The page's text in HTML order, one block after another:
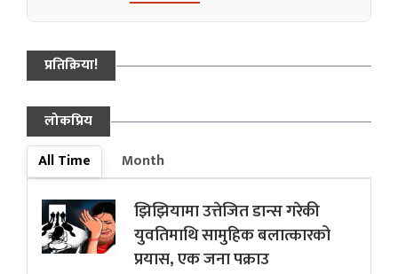
प्रतिक्रिया!
लोकप्रिय
All Time
Month
झिझियामा उत्तेजित डान्स गरेकी
युवतिमाथि सामुहिक बलात्कारको
प्रयास, एक जना पक्राउ